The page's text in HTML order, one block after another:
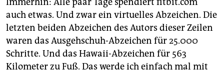
auch etwas. Und zwar ein virtuelles Abzeichen. Die
letzten beiden Abzeichen des Autors dieser Zeilen
waren das Ausgehschuh-Abzeichen für 25.000
Schritte. Und das Hawaii-Abzeichen für 563
Kilometer zu Fuß. Das werde ich einfach mal mit